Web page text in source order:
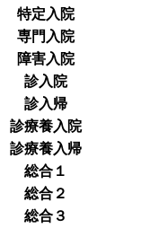
特定入院
専門入院
障害入院
診入院
診入帰
診療養入院
診療養入帰
総合１
総合２
総合３